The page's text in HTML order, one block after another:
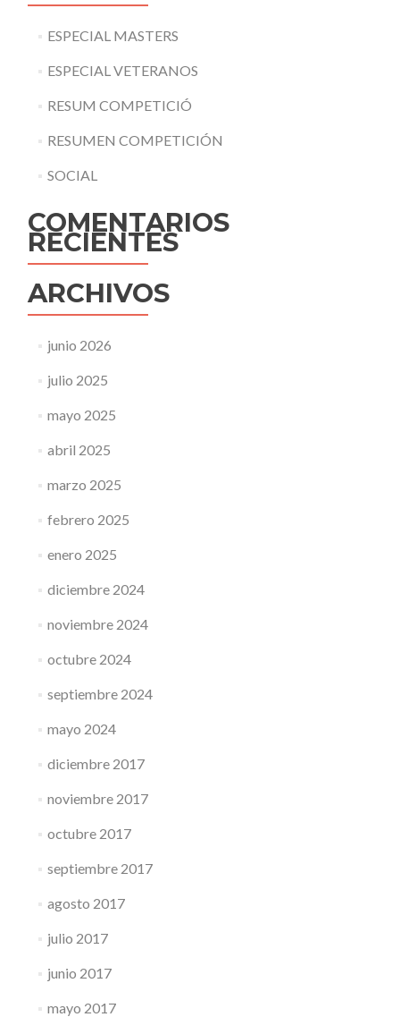
ESPECIAL MASTERS
ESPECIAL VETERANOS
RESUM COMPETICIÓ
RESUMEN COMPETICIÓN
SOCIAL
COMENTARIOS
RECIENTES
ARCHIVOS
junio 2026
julio 2025
mayo 2025
abril 2025
marzo 2025
febrero 2025
enero 2025
diciembre 2024
noviembre 2024
octubre 2024
septiembre 2024
mayo 2024
diciembre 2017
noviembre 2017
octubre 2017
septiembre 2017
agosto 2017
julio 2017
junio 2017
mayo 2017